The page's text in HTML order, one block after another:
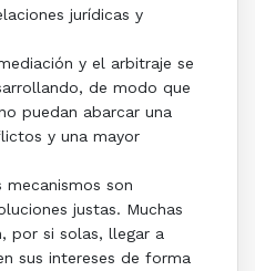
jurídicas y
y el arbitraje se
de modo que
puedan abarcar una
y una mayor
son
justas. Muchas
por si solas, llegar a
sus intereses de forma